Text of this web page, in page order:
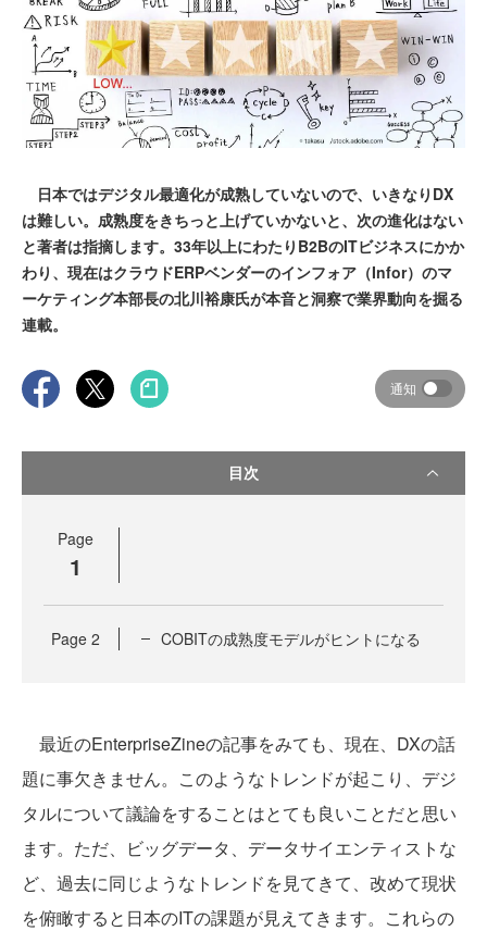
日本ではデジタル最適化が成熟していないので、いきなりDX
は難しい。成熟度をきちっと上げていかないと、次の進化はない
と著者は指摘します。33年以上にわたりB2BのITビジネスにかか
わり、現在はクラウドERPベンダーのインフォア（Infor）のマ
ーケティング本部長の北川裕康氏が本音と洞察で業界動向を掘る
連載。
通知
目次
Page
1
Page 2 COBITの成熟度モデルがヒントになる
最近のEnterpriseZineの記事をみても、現在、DXの話
題に事欠きません。このようなトレンドが起こり、デジ
タルについて議論をすることはとても良いことだと思い
ます。ただ、ビッグデータ、データサイエンティストな
ど、過去に同じようなトレンドを見てきて、改めて現状
を俯瞰すると日本のITの課題が見えてきます。これらの